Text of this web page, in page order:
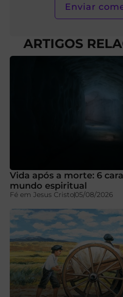
ARTIGOS
Vida após a morte: 6
mundo espiritual
Fé em Jesus Cristo05/08/2026